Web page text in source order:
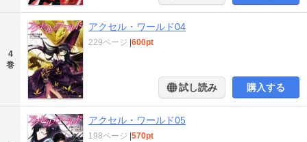
4
巻
アクセル・ワールド04
229ページ 600pt
試し読み 購入する
アクセル・ワールド05
198ページ 570pt